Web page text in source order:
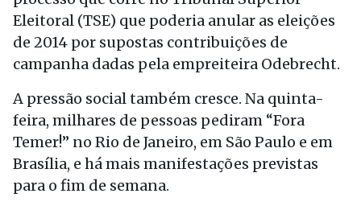
Eleitoral (TSE) que poderia anular as eleições
de 2014 por supostas contribuições de
campanha dadas pela empreiteira Odebrecht.
A pressão social também cresce. Na quinta-
feira, milhares de pessoas pediram “Fora
Temer!” no Rio de Janeiro, em São Paulo e em
Brasília, e há mais manifestações previstas
para o fim de semana.